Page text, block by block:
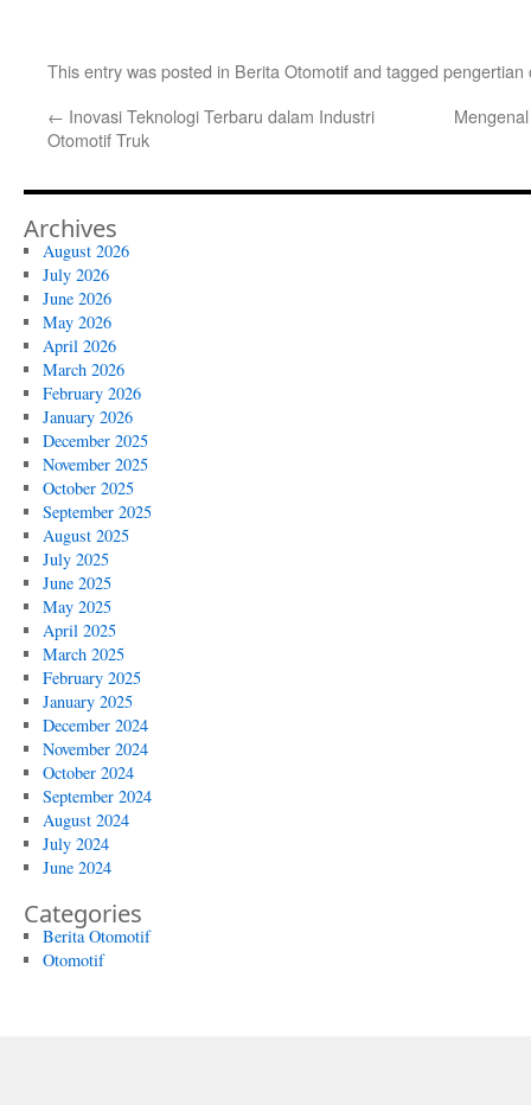
This entry was posted in Berita Otomotifand tagged pengertian
← Inovasi Teknologi Terbaru dalam Industri
Otomotif Truk
Archives
August 2026
July 2026
June 2026
May 2026
April 2026
March 2026
February 2026
January 2026
December 2025
November 2025
October 2025
September 2025
August 2025
July 2025
June 2025
May 2025
April 2025
March 2025
February 2025
January 2025
December 2024
November 2024
October 2024
September 2024
August 2024
July 2024
June 2024
Categories
Berita Otomotif
Otomotif